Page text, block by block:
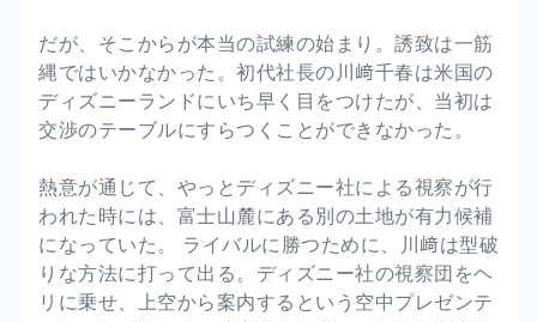
だが、そこからが本当の試練の始まり。誘致は一筋
縄ではいかなかった。初代社長の川﨑千春は米国の
ディズニーランドにいち早く目をつけたが、当初は
交渉のテーブルにすらつくことができなかった。
熱意が通じて、やっとディズニー社による視察が行
われた時には、富士山麓にある別の土地が有力候補
になっていた。 ライバルに勝つために、川﨑は型破
りな方法に打って出る。ディズニー社の視察団をヘ
リに乗せ、上空から案内するという空中プレゼンテ